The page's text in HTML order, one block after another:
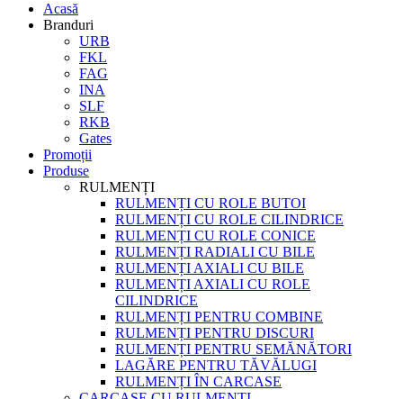
Acasă
Branduri
URB
FKL
FAG
INA
SLF
RKB
Gates
Promoții
Produse
RULMENȚI
RULMENȚI CU ROLE BUTOI
RULMENȚI CU ROLE CILINDRICE
RULMENȚI CU ROLE CONICE
RULMENȚI RADIALI CU BILE
RULMENȚI AXIALI CU BILE
RULMENȚI AXIALI CU ROLE
CILINDRICE
RULMENȚI PENTRU COMBINE
RULMENȚI PENTRU DISCURI
RULMENȚI PENTRU SEMĂNĂTORI
LAGĂRE PENTRU TĂVĂLUGI
RULMENȚI ÎN CARCASE